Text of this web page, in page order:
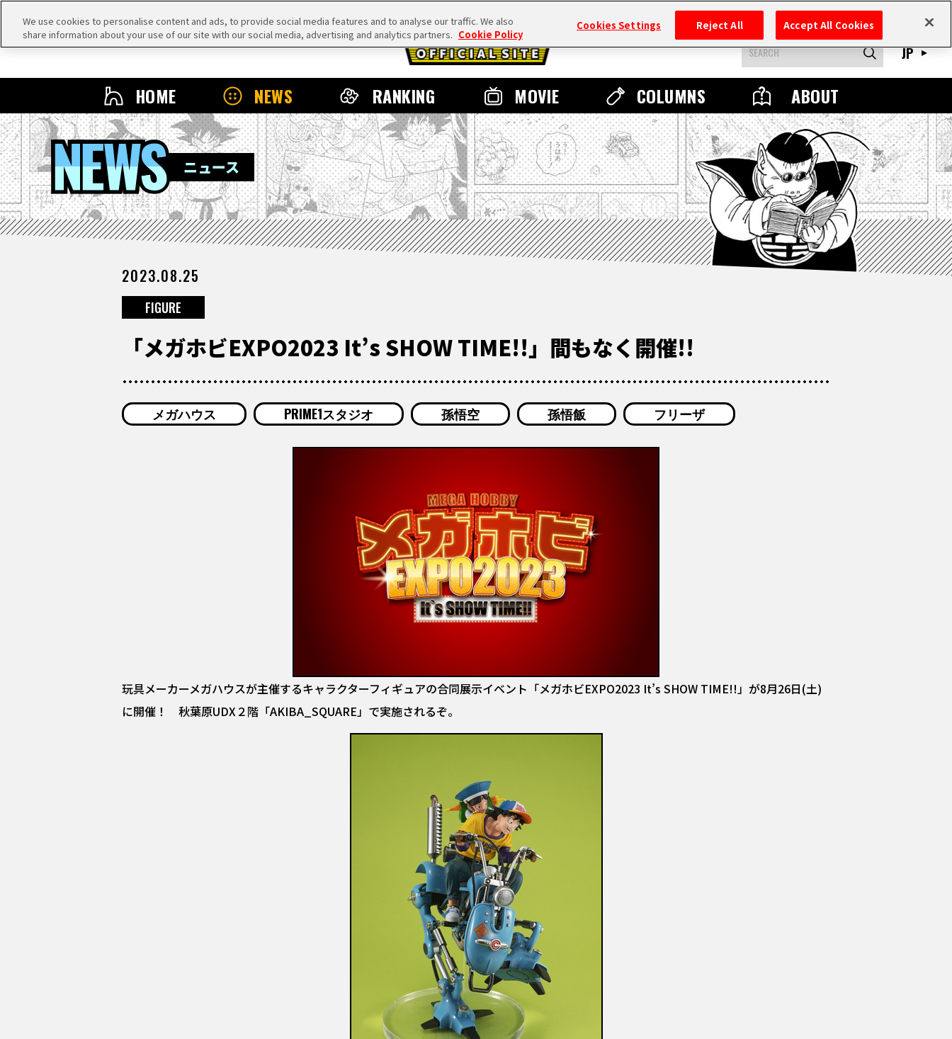
HOME NEWS RANKING MOVIE COLUMNS ABOUT
JP
NEWS
ニュース
2023.08.25
FIGURE
「メガホビEXPO2023 It’s SHOW TIME!!」間もなく開催!!
メガハウス PRIME1スタジオ 孫悟空 孫悟飯 フリーザ
玩具メーカーメガハウスが主催するキャラクターフィギュアの合同展示イベント「メガホビEXPO2023 It’s SHOW TIME!!」が8月26日(土)
に開催！ 秋葉原UDX２階「AKIBA_SQUARE」で実施されるぞ。
We use cookies to personalise content and ads, to provide social media features and to analyse our traffic. We also
share information about your use of our site with our social media, advertising and analytics partners. Cookie Policy
Cookies Settings Reject All Accept All Cookies